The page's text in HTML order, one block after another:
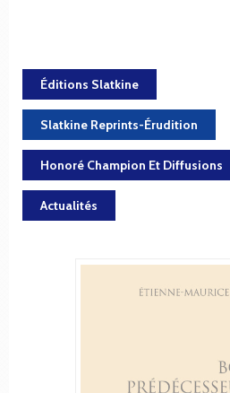
Éditions Slatkine
Slatkine Reprints-Érudition
Honoré Champion Et Diffusions
Actualités